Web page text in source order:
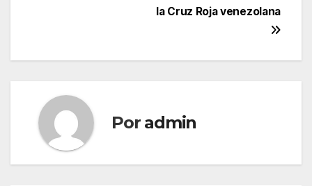
la Cruz Roja venezolana
Por admin